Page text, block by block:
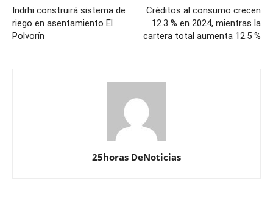
Indrhi construirá sistema de
riego en asentamiento El
Polvorín
Créditos al consumo crecen
12.3 % en 2024, mientras la
cartera total aumenta 12.5 %
25horas DeNoticias